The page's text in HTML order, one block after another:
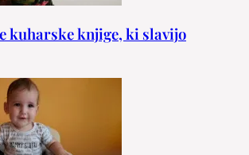
kuharske knjige, ki slavijo